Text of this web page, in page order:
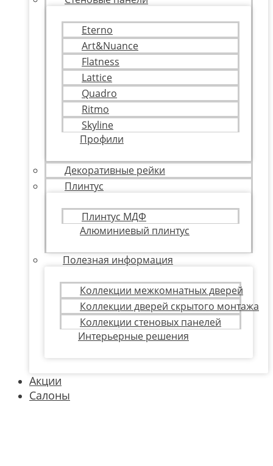
Eterno
Art&Nuance
Flatness
Lattice
Quadro
Ritmo
Skyline
Профили
Декоративные рейки
Плинтус
Плинтус МДФ
Алюминиевый плинтус
Полезная информация
Коллекции межкомнатных дверей
Коллекции дверей скрытого монтажа
Коллекции стеновых панелей
Интерьерные решения
Акции
Салоны